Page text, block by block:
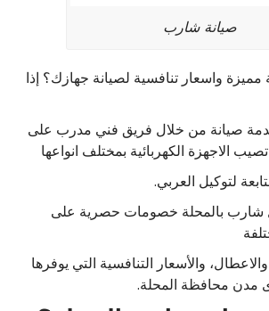
صيانة شارب
واسعار تنافسية لصيانة جهازك؟ إذا
صيانة من خلال فريق فني مدرب على
الاجهزة الكهربائية بمختلف انواعها
لتوكيل العربي.
شارب بالمحلة خصومات حصرية على
والأسعار التنافسية التي يوفرها
مدن محافظة المحلة.